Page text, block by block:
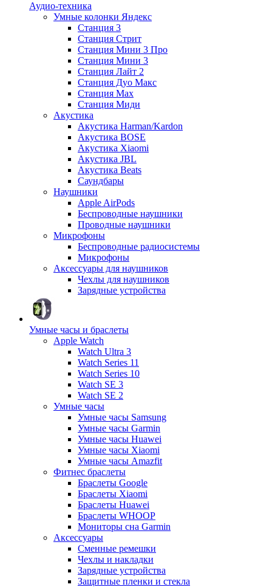
Аудио-техника
Умные колонки Яндекс
Станция 3
Станция Стрит
Станция Мини 3 Про
Станция Мини 3
Станция Лайт 2
Станция Дуо Макс
Станция Max
Станция Миди
Акустика
Акустика Harman/Kardon
Акустика BOSE
Акустика Xiaomi
Акустика JBL
Акустика Beats
Саундбары
Наушники
Apple AirPods
Беспроводные наушники
Проводные наушники
Микрофоны
Беспроводные радиосистемы
Микрофоны
Аксессуары для наушников
Чехлы для наушников
Зарядные устройства
Умные часы и браслеты
Apple Watch
Watch Ultra 3
Watch Series 11
Watch Series 10
Watch SE 3
Watch SE 2
Умные часы
Умные часы Samsung
Умные часы Garmin
Умные часы Huawei
Умные часы Xiaomi
Умные часы Amazfit
Фитнес браслеты
Браслеты Google
Браслеты Xiaomi
Браслеты Huawei
Браслеты WHOOP
Мониторы сна Garmin
Аксессуары
Сменные ремешки
Чехлы и накладки
Зарядные устройства
Защитные пленки и стекла